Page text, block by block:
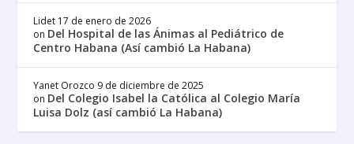
Lidet 17 de enero de 2026
on Del Hospital de las Ánimas al Pediátrico de
Centro Habana (Así cambió La Habana)
Yanet Orozco 9 de diciembre de 2025
on Del Colegio Isabel la Católica al Colegio María
Luisa Dolz (así cambió La Habana)